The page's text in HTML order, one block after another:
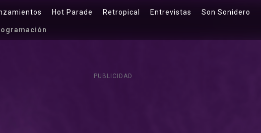
Hot Parade Retropical Entrevistas Son Sonidero
PUBLICIDAD